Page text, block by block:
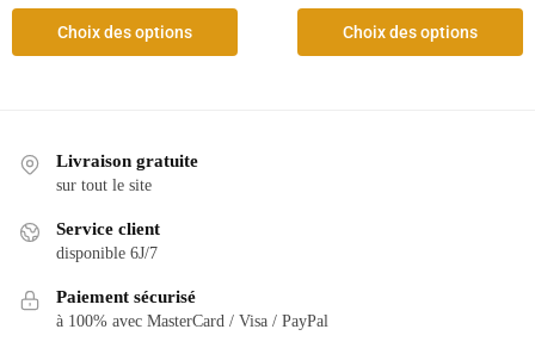
Choix des options Choix des options
Livraison gratuite
sur tout le site
Service client
disponible 6J/7
Paiement sécurisé
à 100% avec MasterCard / Visa / PayPal